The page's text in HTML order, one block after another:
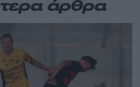
άρθρα